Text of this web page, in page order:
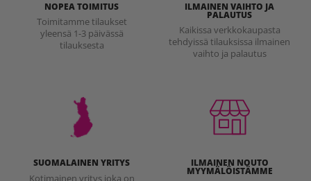
NOPEA TOIMITUS
Toimitamme tilaukset
yleensä 1-3 päivässä
tilauksesta
ILMAINEN VAIHTO JA
PALAUTUS
Kaikissa verkkokaupasta
tehdyissä tilauksissa ilmainen
vaihto ja palautus
SUOMALAINEN YRITYS
Kotimainen yritys joka on
ILMAINEN NOUTO
MYYMÄLÖISTÄMME